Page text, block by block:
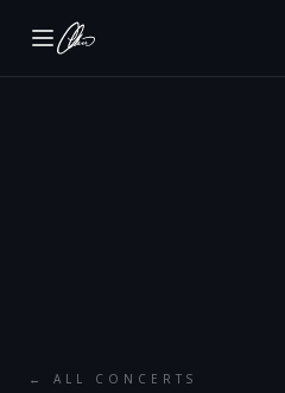
← ALL CONCERTS